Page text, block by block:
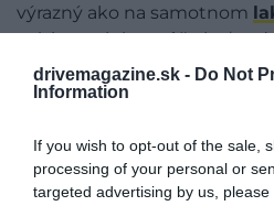
drivemagazine.sk - Do Not
Information
If you wish to opt-out of the sale,
processing of your personal or
targeted advertising by us,
výrazný ako na samotnom
státia na slnku môže byť
auta asi o 5 °C teplejší než v
je samotná karoséria.
sklenené plochy. Čelné aj
slnečné žiarenie, ktoré